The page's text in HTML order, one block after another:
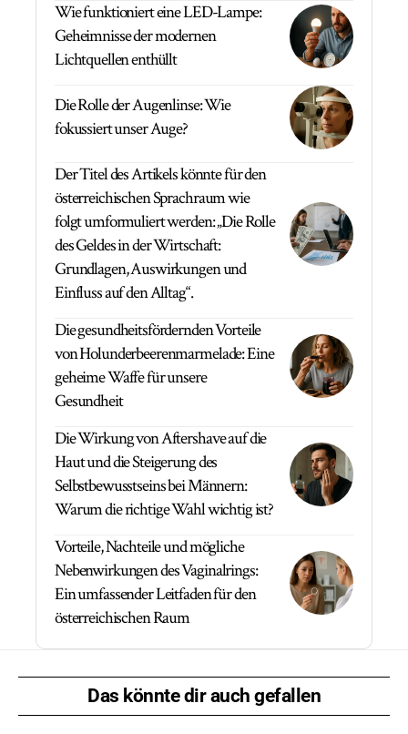
Wie funktioniert eine LED-Lampe:
Geheimnisse der modernen
Lichtquellen enthüllt
Die Rolle der Augenlinse: Wie
fokussiert unser Auge?
Der Titel des Artikels könnte für den
österreichischen Sprachraum wie
folgt umformuliert werden: „Die Rolle
des Geldes in der Wirtschaft:
Grundlagen, Auswirkungen und
Einfluss auf den Alltag“.
Die gesundheitsfördernden Vorteile
von Holunderbeerenmarmelade: Eine
geheime Waffe für unsere
Gesundheit
Die Wirkung von Aftershave auf die
Haut und die Steigerung des
Selbstbewusstseins bei Männern:
Warum die richtige Wahl wichtig ist?
Vorteile, Nachteile und mögliche
Nebenwirkungen des Vaginalrings:
Ein umfassender Leitfaden für den
österreichischen Raum
Das könnte dir auch gefallen